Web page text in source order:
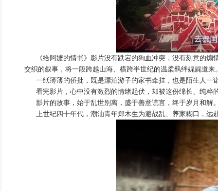
《给阿嬷的情书》影片没有跌宕的狗血冲突，没有刻意的
交织的叙事，将一段跨越山海、横跨半世纪的温柔羁绊娓娓道来
一纸薄薄的侨批，既是漂泊游子的家书牵挂，也是陌生人一
看完影片，心中没有激烈的情绪起伏，却被这份绵长、纯粹
影片的故事，始于乱世别离，盛于善意谎言，终于岁月和解
上世纪四十年代，潮汕青年郑木生为避战乱、养家糊口，远